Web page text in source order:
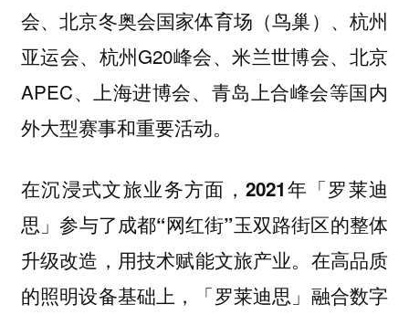
会、北京冬奥会国家体育场（鸟巢）、杭州
亚运会、杭州G20峰会、米兰世博会、北京
APEC、上海进博会、青岛上合峰会等国内
外大型赛事和重要活动。
在沉浸式文旅业务方面，2021年「罗莱迪
思」参与了成都“网红街”玉双路街区的整体
升级改造， 用技术赋能文旅产业。在高品质
的照明设备基础上，「罗莱迪思」融合数字